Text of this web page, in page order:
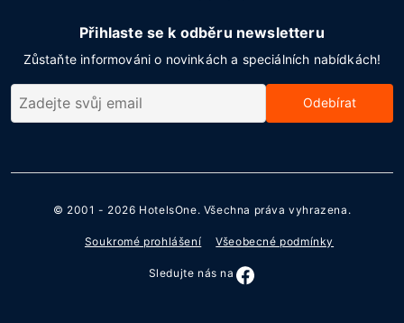
Přihlaste se k odběru newsletteru
Zůstaňte informováni o novinkách a speciálních nabídkách!
Odebírat
© 2001 - 2026 HotelsOne. Všechna práva vyhrazena.
Soukromé prohlášení Všeobecné podmínky
Sledujte nás na